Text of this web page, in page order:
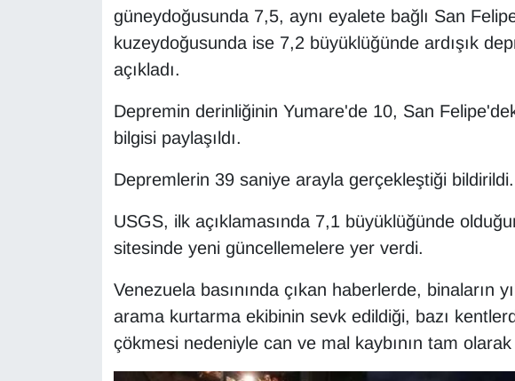
güneydoğusunda 7,5, aynı eyalete bağlı San
kuzeydoğusunda ise 7,2 büyüklüğünde ardışık
açıkladı.
Depremin derinliğinin Yumare'de 10, San
bilgisi paylaşıldı.
Depremlerin 39 saniye arayla gerçekleştiği bildirildi.
USGS, ilk açıklamasında 7,1 büyüklüğünde
sitesinde yeni güncellemelere yer verdi.
Venezuela basınında çıkan haberlerde, binaların
arama kurtarma ekibinin sevk edildiği, bazı
çökmesi nedeniyle can ve mal kaybının tam olarak
ONE EKONOMİ
POLİTİKA
RÖPORTAJ